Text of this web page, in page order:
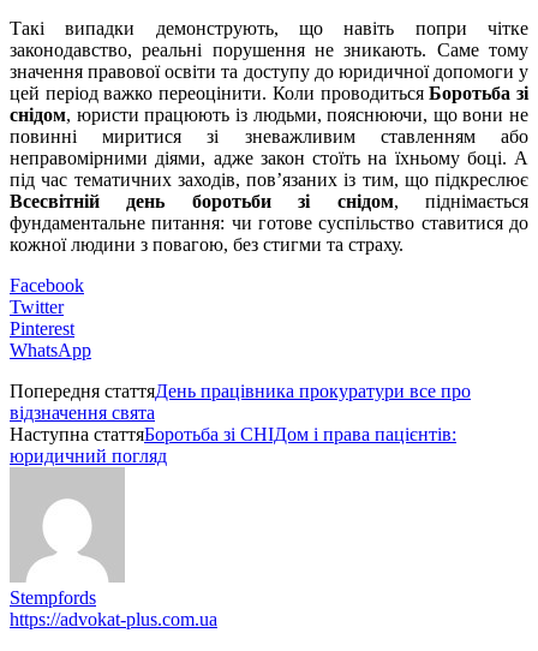
Такі випадки демонструють, що навіть попри чітке
законодавство, реальні порушення не зникають. Саме тому
значення правової освіти та доступу до юридичної допомоги у
цей період важко переоцінити. Коли проводитьсяБоротьба зі
снідом, юристи працюють із людьми, пояснюючи, що вони не
повинні миритися зі зневажливим ставленням або
неправомірними діями, адже закон стоїть на їхньому боці. А
під час тематичних заходів, пов’язаних із тим, що підкреслює
Всесвітній день боротьби зі снідом, піднімається
фундаментальне питання: чи готове суспільство ставитися до
кожної людини з повагою, без стигми та страху.
Facebook
Twitter
Pinterest
WhatsApp
Попередня статтяДень працівника прокуратури все про
відзначення свята
Наступна статтяБоротьба зі СНІДом і права пацієнтів:
юридичний погляд
Stempfords
https://advokat-plus.com.ua